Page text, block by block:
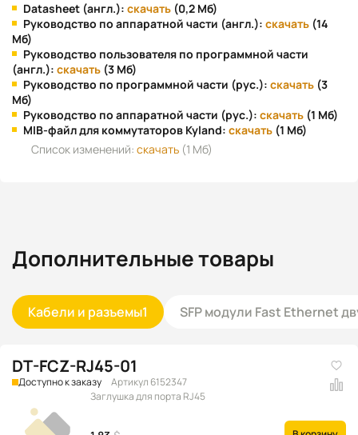
Datasheet (англ.): скачать (0,2 Мб)
Руководство по аппаратной части (англ.): скачать (14
Мб)
Руководство пользователя по программной части
(англ.): скачать (3 Мб)
Руководство по программной части (рус.): скачать (3
Мб)
Руководство по аппаратной части (рус.): скачать (1 Мб)
MIB-файл для коммутаторов Kyland: скачать (1 Мб)
Список изменений: скачать (1 Мб)
Дополнительные товары
Кабели и разъемы1 SFP модули Fast Ethernet
DT-FCZ-RJ45-01
Доступно к заказу
Артикул 6152347
Заглушка для порта RJ45